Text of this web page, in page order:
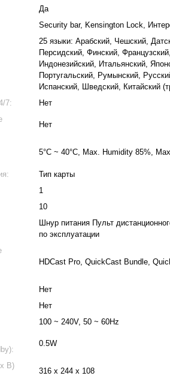
Да
Security bar, Kensington Lock,
25 языки: Арабский, Чешский,
Персидский, Финский,
Индонезийский, Итальянский,
Португальский, Румынский,
Испанский, Шведский, Китайский
7:
Нет
Нет
5°C ~ 40°C, Max. Humidity 85%,
Тип карты
1
10
Шнур питания Пульт
по эксплуатации
HDCast Pro, QuickCast Bundle,
Нет
Нет
100 ~ 240V, 50 ~ 60Hz
0.5W
В)
316 x 244 x 108